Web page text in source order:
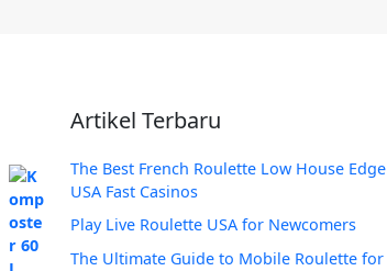
Artikel Terbaru
The Best French Roulette Low House Edge
USA Fast Casinos
Play Live Roulette USA for Newcomers
The Ultimate Guide to Mobile Roulette for